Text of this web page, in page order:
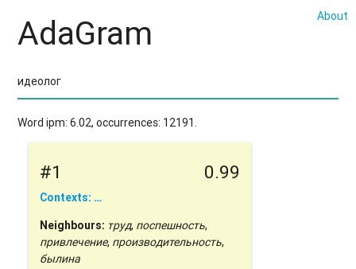
About
AdaGram
Word ipm: 6.02, occurrences: 12191.
#1 0.99
Contexts: …
Neighbours: труд, поспешность,
привлечение, производительность,
былина